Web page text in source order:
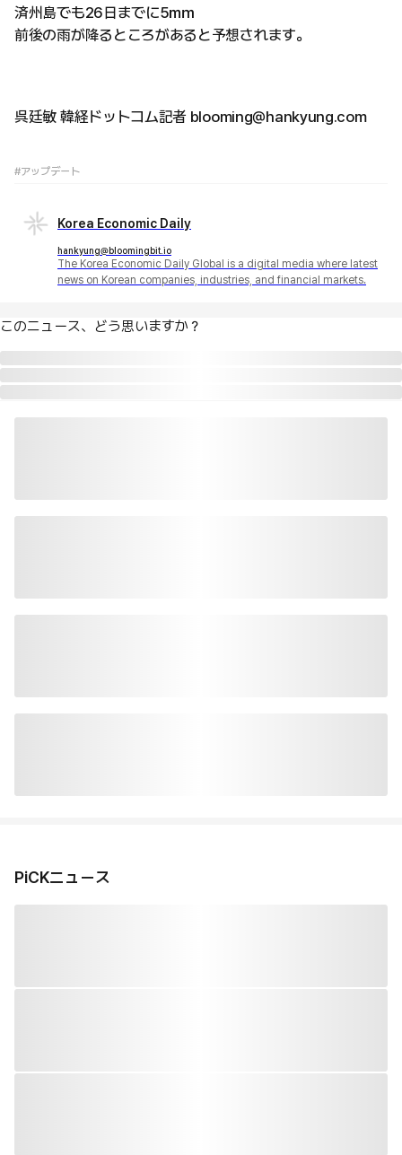
済州島でも26日までに5㎜
前後の雨が降るところがあると予想されます。
呉廷敏 韓経ドットコム記者 blooming@hankyung.com
#アップデート
Korea Economic Daily
hankyung@bloomingbit.io
The Korea Economic Daily Global is a digital media where latest
news on Korean companies, industries, and financial markets.
このニュース、どう思いますか？
PiCKニュース